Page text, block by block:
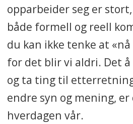
opparbeider seg er
både formell og reell
du kan ikke tenke at
for det blir vi aldri. Det
og ta ting til
endre syn og mening, er
hverdagen vår.